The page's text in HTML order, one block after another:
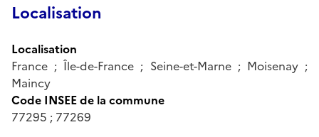
Localisation
Localisation
France ; Île-de-France ; Seine-et-Marne ; Moisenay ;
Maincy
Code INSEE de la commune
77295 ; 77269